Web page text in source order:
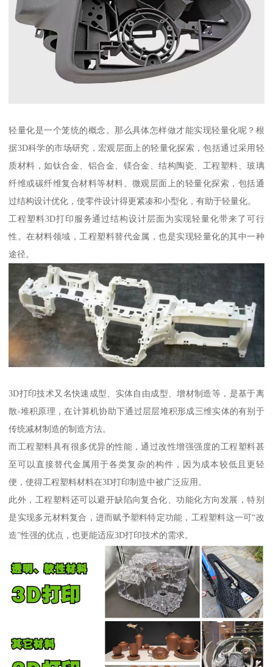
轻量化是一个笼统的概念。那么具体怎样做才能实现轻量化呢？根
据3D科学的市场研究，宏观层面上的轻量化探索，包括通过采用轻
质材料，如钛合金、铝合金、镁合金、结构陶瓷、工程塑料、玻璃
纤维或碳纤维复合材料等材料。微观层面上的轻量化探索，包括通
过结构设计优化，使零件设计得更紧凑和小型化，有助于轻量化。
工程塑料3D打印服务通过结构设计层面为实现轻量化带来了可行
性。在材料领域，工程塑料替代金属，也是实现轻量化的其中一种
途径。
3D打印技术又名快速成型、实体自由成型、增材制造等，是基于离
散-堆积原理，在计算机协助下通过层层堆积形成三维实体的有别于
传统减材制造的制造方法。
而工程塑料具有很多优异的性能，通过改性增强强度的工程塑料甚
至可以直接替代金属用于各类复杂的构件，因为成本较低且更轻
便，使得工程塑料材料在3D打印制造中被广泛应用。
此外，工程塑料还可以避开缺陷向复合化、功能化方向发展，特别
是实现多元材料复合，进而赋予塑料特定功能，工程塑料这一可“改
造”性强的优点，也更能适应3D打印技术的需求。